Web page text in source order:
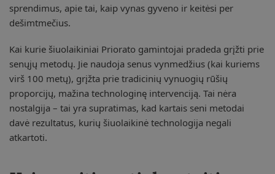
sprendimus, apie tai, kaip vynas gyveno ir keitėsi per
dešimtmečius.
Kai kurie šiuolaikiniai Priorato gamintojai pradeda grįžti prie
senųjų metodų. Jie naudoja senus vynmedžius (kai kuriems
virš 100 metų), grįžta prie tradicinių vynuogių rūšių
proporcijų, mažina technologinę intervenciją. Tai nėra
nostalgija – tai yra supratimas, kad kartais seni metodai
davė rezultatus, kurių šiuolaikinė technologija negali
atkartoti.